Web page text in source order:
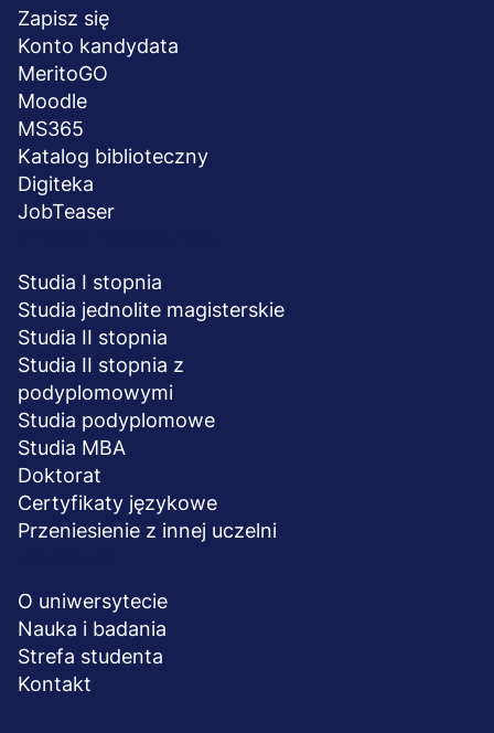
stopka
Zapisz się
Konto kandydata
MeritoGO
Moodle
MS365
Katalog biblioteczny
Digiteka
JobTeaser
Studia I stopnia
Studia jednolite magisterskie
Studia II stopnia
Studia II stopnia z
podyplomowymi
Studia podyplomowe
Studia MBA
Doktorat
Certyfikaty językowe
Przeniesienie z innej uczelni
O uniwersytecie
Nauka i badania
Strefa studenta
Kontakt